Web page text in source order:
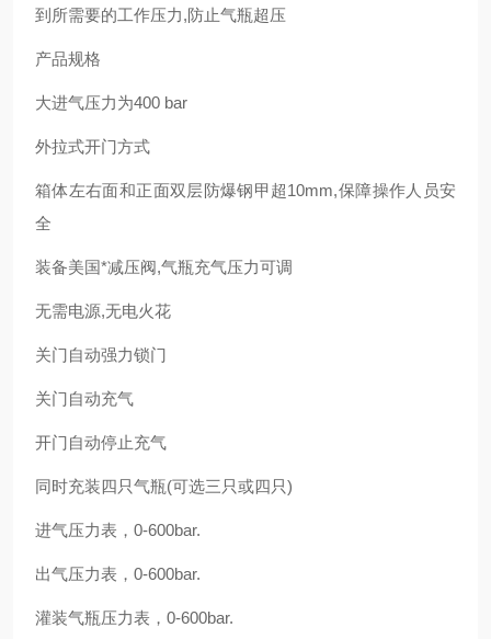
到所需要的工作压力,防止气瓶超压
产品规格
大进气压力为400 bar
外拉式开门方式
箱体左右面和正面双层防爆钢甲超10mm,保障操作人员安
全
装备美国*减压阀,气瓶充气压力可调
无需电源,无电火花
关门自动强力锁门
关门自动充气
开门自动停止充气
同时充装四只气瓶(可选三只或四只)
进气压力表，0-600bar.
出气压力表，0-600bar.
灌装气瓶压力表，0-600bar.